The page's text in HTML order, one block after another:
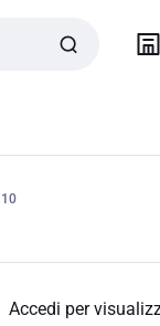
Accedi per